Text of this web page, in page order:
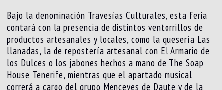
Bajo la denominación Travesías Culturales, esta feria
contará con la presencia de distintos ventorrillos de
productos artesanales y locales, como la quesería Las
llanadas, la de repostería artesanal con El Armario de
los Dulces o los jabones hechos a mano de The Soap
House Tenerife, mientras que el apartado musical
correrá a cargo del grupo Menceyes de Daute y de la